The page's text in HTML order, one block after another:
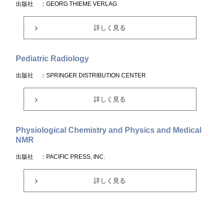
出版社 ：GEORG THIEME VERLAG
詳しく見る
Pediatric Radiology
出版社 ：SPRINGER DISTRIBUTION CENTER
詳しく見る
Physiological Chemistry and Physics and Medical
NMR
出版社 ：PACIFIC PRESS, INC.
詳しく見る